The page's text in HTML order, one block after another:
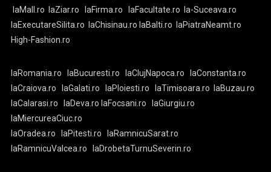
laMall.ro
laZiar.ro laFirma.ro laFacultate.ro
la-Suceava.ro
laExecutareSilita.ro
laChisinau.ro laBalti.ro
laPiatraNeamt.ro
High-Fashion.ro
laRomania.ro laBucuresti.ro laClujNapoca.ro
laConstanta.ro
laCraiova.ro
laGalati.ro laPloiesti.ro laTimisoara.ro
laBuzau.ro
laCalarasi.ro
laDeva.ro laFocsani.ro
laGiurgiu.ro
laMiercureaCiuc.ro
laOradea.ro
laPitesti.ro
laRamnicuSarat.ro
laRamnicuValcea.ro
laDrobetaTurnuSeverin.ro